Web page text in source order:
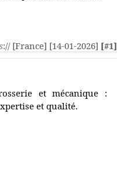
:// [France] [14-01-2026] [#1]
et mécanique :
et qualité.